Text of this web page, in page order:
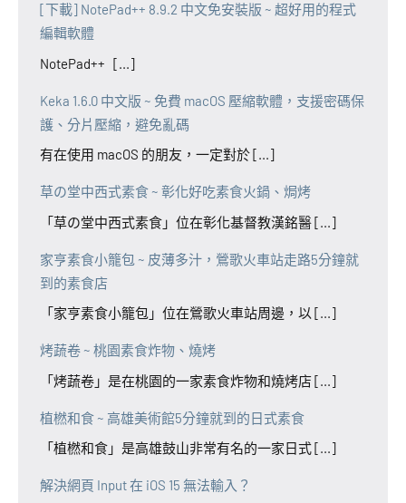
[下載] NotePad++ 8.9.2 中文免安裝版 ~ 超好用的程式
編輯軟體
NotePad++ [...]
Keka 1.6.0 中文版 ~ 免費 macOS 壓縮軟體，支援密碼保
護、分片壓縮，避免亂碼
有在使用 macOS 的朋友，一定對於 [...]
草の堂中西式素食 ~ 彰化好吃素食火鍋、焗烤
「草の堂中西式素食」位在彰化基督教漢銘醫 [...]
家亨素食小籠包 ~ 皮薄多汁，鶯歌火車站走路5分鐘就
到的素食店
「家亨素食小籠包」位在鶯歌火車站周邊，以 [...]
烤蔬卷 ~ 桃園素食炸物、燒烤
「烤蔬卷」是在桃園的一家素食炸物和燒烤店 [...]
植橪和食 ~ 高雄美術館5分鐘就到的日式素食
「植橪和食」是高雄鼓山非常有名的一家日式 [...]
解決網頁 Input 在 iOS 15 無法輸入？